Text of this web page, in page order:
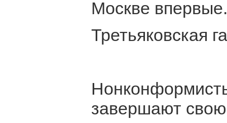
Москве впервые.
Третьяковская
завершают